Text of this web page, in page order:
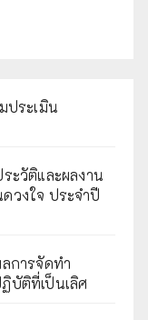
ประเมิน
ะวัติและผลงาน
วงใจ ประจำปี
การจัดทำ
บัติที่เป็นเลิศ